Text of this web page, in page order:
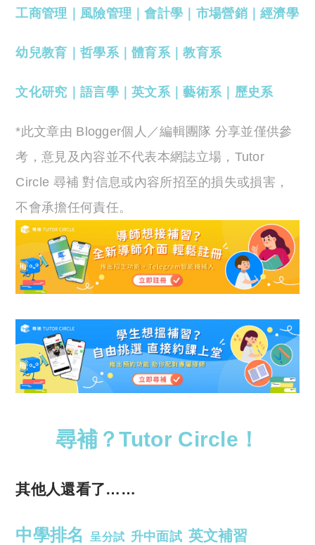
工商管理 風險管理 ｜會計學 市場營銷｜經濟學
幼兒教育 哲學系｜體育系 ｜教育系
文化研究 語言學｜英文系 ｜藝術系 歷史系
*此文章由 Blogger個人／編輯團隊 分享並僅供參
考，意見及內容並不代表本網誌立場，Tutor
Circle 尋補 對信息或內容所招至的損失或損害，
不會承擔任何責任。
尋補？Tutor Circle！
其他人還看了……
中學排名 呈分試 升中面試 英文補習